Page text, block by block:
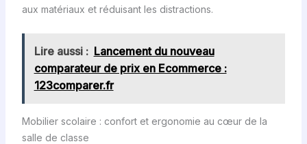
aux matériaux et réduisant les distractions.
Lire aussi : Lancement du nouveau
comparateur de prix en Ecommerce :
123comparer.fr
Mobilier scolaire : confort et ergonomie au cœur de la
salle de classe